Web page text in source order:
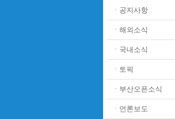
ㆍ공지사항
ㆍ해외소식
ㆍ국내소식
ㆍ토픽
ㆍ부산오픈소식
ㆍ언론보도